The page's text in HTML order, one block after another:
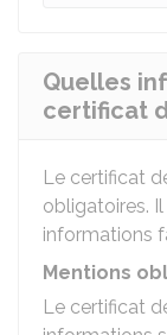
Quelles
certificat
Le certificat
obligatoires.
informations
Mentions
Le certificat